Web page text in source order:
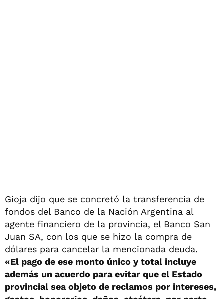
Gioja dijo que se concretó la transferencia de
fondos del Banco de la Nación Argentina al
agente financiero de la provincia, el Banco San
Juan SA, con los que se hizo la compra de
dólares para cancelar la mencionada deuda.
«El pago de ese monto único y total incluye
además un acuerdo para evitar que el Estado
provincial sea objeto de reclamos por intereses,